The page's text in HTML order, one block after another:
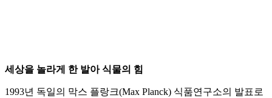
세상을 놀라게 한 발아 식물의 힘
1993년 독일의 막스 플랑크(Max Planck) 식품연구소의 발표로